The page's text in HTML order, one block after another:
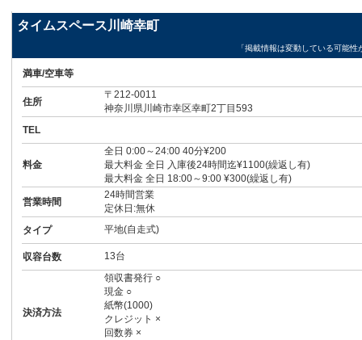
タイムスペース川崎幸町
「掲載情報は変動している可能
満車/空車等
住所
〒212-0011
神奈川県川崎市幸区幸町2丁目593
TEL
料金
全日 0:00～24:00 40分¥200
最大料金 全日 入庫後24時間迄¥1100(繰返し有)
最大料金 全日 18:00～9:00 ¥300(繰返し有)
営業時間
24時間営業
定休日:無休
タイプ
平地(自走式)
収容台数 13台
決済方法
領収書発行 ○
現金 ○
紙幣(1000)
クレジット ×
回数券 ×